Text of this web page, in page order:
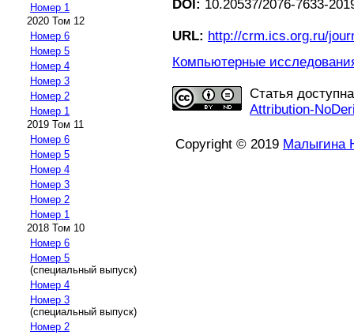
Номер 1
2020 Том 12
Номер 6
Номер 5
Номер 4
Номер 3
Номер 2
Номер 1
2019 Том 11
Номер 6
Номер 5
Номер 4
Номер 3
Номер 2
Номер 1
2018 Том 10
Номер 6
Номер 5
(специальный выпуск)
Номер 4
Номер 3
(специальный выпуск)
Номер 2
DOI: 10.20537/2076-7633-
URL: http://crm.ics.org.ru/
Компьютерные
Статья
Attribution-
Copyright © 2019 Малыгина